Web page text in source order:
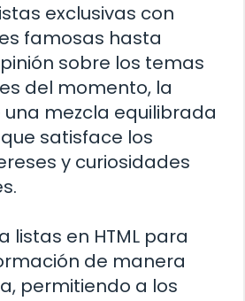
exclusivas con
famosas hasta
sobre los temas
del momento, la
mezcla equilibrada
satisface los
y curiosidades
listas en HTML para
de manera
permitiendo a los